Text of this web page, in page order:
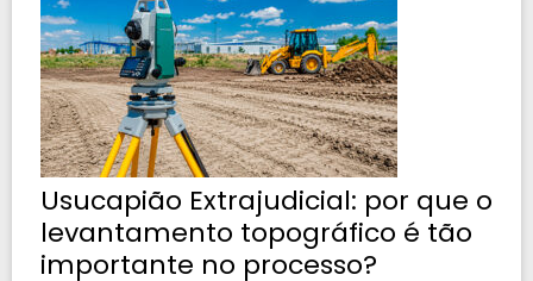
Usucapião Extrajudicial: por que o
levantamento topográfico é tão
importante no processo?